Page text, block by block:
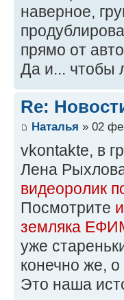
наверное,
прямо от
Да и... чтобы
Re:
Наталья » 02
vkontakte, в
Лена
видеоролик
Посмотрите
земляка
уже
конечно же,
Это наша